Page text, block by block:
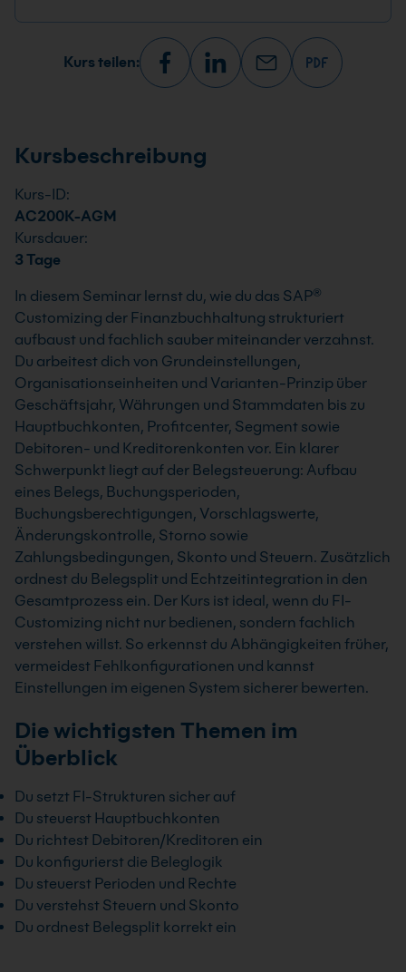
Kurs teilen:
Kursbeschreibung
Kurs-ID:
AC200K-AGM
Kursdauer:
3 Tage
In diesem Seminar lernst du, wie du das SAP®
Customizing der Finanzbuchhaltung strukturiert
aufbaust und fachlich sauber miteinander verzahnst.
Du arbeitest dich von Grundeinstellungen,
Organisationseinheiten und Varianten-Prinzip über
Geschäftsjahr, Währungen und Stammdaten bis zu
Hauptbuchkonten, Profitcenter, Segment sowie
Debitoren- und Kreditorenkonten vor. Ein klarer
Schwerpunkt liegt auf der Belegsteuerung: Aufbau
eines Belegs, Buchungsperioden,
Buchungsberechtigungen, Vorschlagswerte,
Änderungskontrolle, Storno sowie
Zahlungsbedingungen, Skonto und Steuern. Zusätzlich
ordnest du Belegsplit und Echtzeitintegration in den
Gesamtprozess ein. Der Kurs ist ideal, wenn du FI-
Customizing nicht nur bedienen, sondern fachlich
verstehen willst. So erkennst du Abhängigkeiten früher,
vermeidest Fehlkonfigurationen und kannst
Einstellungen im eigenen System sicherer bewerten.
Die wichtigsten Themen im
Überblick
Du setzt FI-Strukturen sicher auf
Du steuerst Hauptbuchkonten
Du richtest Debitoren/Kreditoren ein
Du konfigurierst die Beleglogik
Du steuerst Perioden und Rechte
Du verstehst Steuern und Skonto
Du ordnest Belegsplit korrekt ein